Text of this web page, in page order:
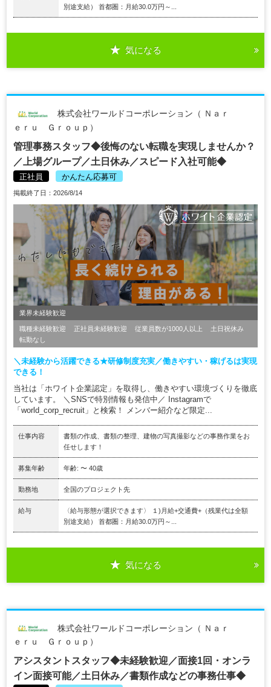
別途支給） 首都圏：月給30.0万円～...
気になる
株式会社ワールドコーポレーション（ Ｎａｒ
ｅｒｕ Ｇｒｏｕｐ）
管理事務スタッフ◆後悔のない転職を実現しませんか？
／上場グループ／土日休み／スピード入社可能◆
正社員 かんたん応募可
掲載終了日：2026/8/14
業界未経験歓迎
職種未経験歓迎 正社員未経験歓迎 従業員数が1000人以上
土日祝休み
転勤なし
＼未経験から活躍できる★研修制度充実／働きやすい・稼げるは実現
できる！
当社は「ホワイト企業認定」を取得し、働きやすい環境づくりを徹底
しています。 ＼SNSで特別情報も発信中／ Instagramで
「world_corp_recruit」と検索！ メンバー紹介など限定...
仕事内容
書類の作成、書類の整理、建物の写真撮影などの事務作業をお
任せします！
募集年齢 年齢: 〜 40歳
勤務地 全国のプロジェクト先
給与
〈給与形態が選択できます〉 １)月給+交通費+（残業代は全額
別途支給） 首都圏：月給30.0万円～...
気になる
株式会社ワールドコーポレーション（ Ｎａｒ
ｅｒｕ Ｇｒｏｕｐ）
アシスタントスタッフ◆未経験歓迎／面接1回・オンラ
イン面接可能／土日休み／書類作成などの事務仕事◆